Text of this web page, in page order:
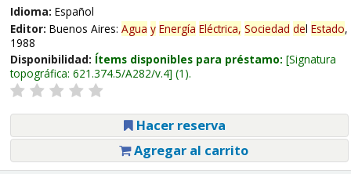
Idioma: Español
Editor: Buenos Aires: Agua y Energía Eléctrica, Sociedad del Estado,
1988
Disponibilidad: Ítems disponibles para préstamo: Signatura
topográfica: 621.374.5/A282/v.4 (1).
Hacer reserva
Agregar al carrito